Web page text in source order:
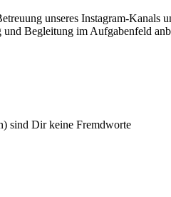
unseres Instagram-
Begleitung im Aufgabenfeld
sind Dir keine Fremdworte